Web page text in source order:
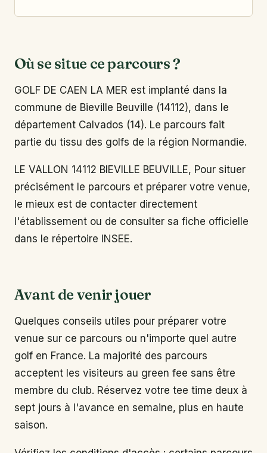
Où se situe ce parcours ?
GOLF DE CAEN LA MER est implanté dans la
commune de Bieville Beuville (14112), dans le
département Calvados (14). Le parcours fait
partie du tissu des golfs de la région Normandie.
LE VALLON 14112 BIEVILLE BEUVILLE, Pour situer
précisément le parcours et préparer votre venue,
le mieux est de contacter directement
l'établissement ou de consulter sa fiche officielle
dans le répertoire INSEE.
Avant de venir jouer
Quelques conseils utiles pour préparer votre
venue sur ce parcours ou n'importe quel autre
golf en France. La majorité des parcours
acceptent les visiteurs au green fee sans être
membre du club. Réservez votre tee time deux à
sept jours à l'avance en semaine, plus en haute
saison.